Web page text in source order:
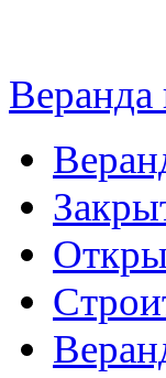
Веранда